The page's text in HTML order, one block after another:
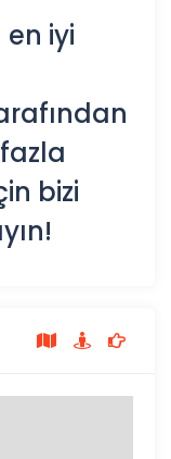
en iyi
bizi